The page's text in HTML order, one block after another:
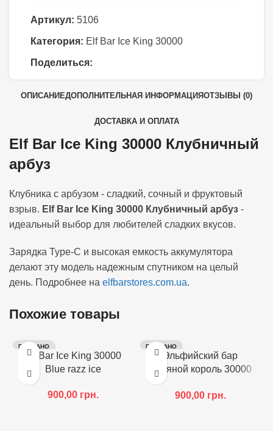
Артикул: 5106
Категория: Elf Bar Ice King 30000
Поделиться:
ОПИСАНИЕДОПОЛНИТЕЛЬНАЯ ИНФОРМАЦИЯОТЗЫВЫ (0)
ДОСТАВКА И ОПЛАТА
Elf Bar Ice King 30000 Клубничный
арбуз
Клубника с арбузом - сладкий, сочный и фруктовый
взрыв. Elf Bar Ice King 30000 Клубничный арбуз -
идеальный выбор для любителей сладких вкусов.
Зарядка Type-C и высокая емкость аккумулятора
делают эту модель надежным спутником на целый
день. Подробнее на elfbarstores.com.ua.
Похожие товары
ПРОДАНО
Elf Bar Ice King 30000
Blue razz ice
900,00 грн.
ПРОДАНО
Эльфийский бар
Ледяной король 30000
Эльфийский бык
900,00 грн.